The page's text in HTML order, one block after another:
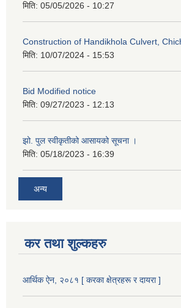
मिति: 05/05/2026 - 10:27
Construction of Handikhola Culvert,
मिति: 10/07/2024 - 15:53
Bid Modified notice
मिति: 09/27/2023 - 12:13
झो. पुल स्वीकृतीको आसायको सूचना ।
मिति: 05/18/2023 - 16:39
अन्य
कर तथा शुल्कहरु
आर्थिक ऐन, २०८१ [ करका क्षेत्रहरू र दायरा ]